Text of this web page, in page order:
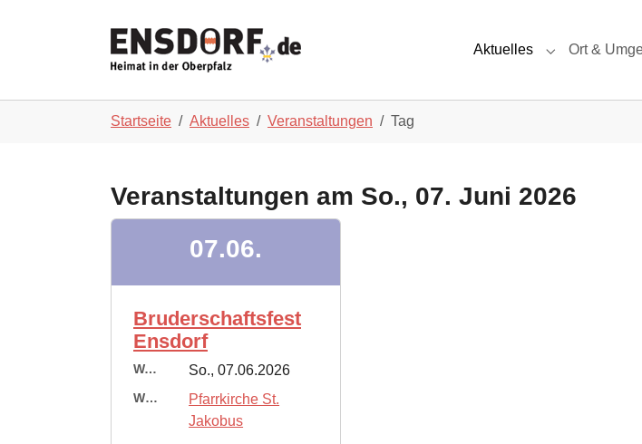
Aktuelles
Submenu for
Ort &
Startseite Aktuelles Veranstaltungen Tag
Veranstaltungen am So., 07. Juni 2026
07.06.
Bruderschaftsfest
Ensdorf
Wann: So., 07.06.2026
Wo:
Pfarrkirche St.
Jakobus